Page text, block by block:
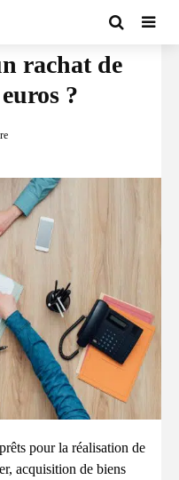
rachat de
?
pour la réalisation de
acquisition de biens